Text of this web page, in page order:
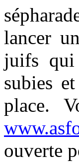
lancer
juifs qui
subies
place.
ouverte